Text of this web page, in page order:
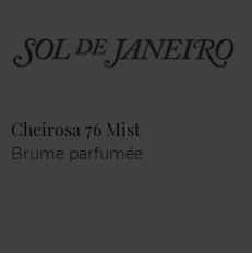
Cheirosa 76 Mist
Brume parfumée